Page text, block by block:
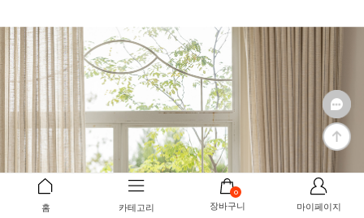
홈 카테고리
0
장바구니 마이페이지